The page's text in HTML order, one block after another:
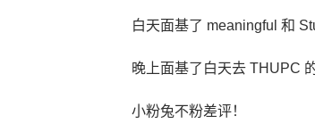
白天面基了 meaningful 和
晚上面基了白天去 THUPC
小粉兔不粉差评！